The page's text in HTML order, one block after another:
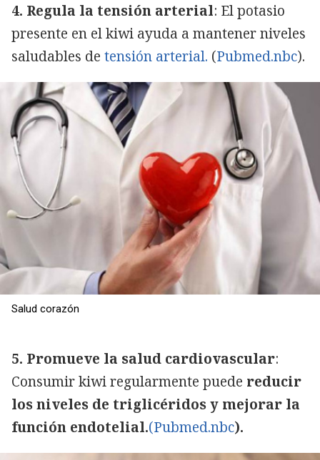
4. Regula la tensión arterial: El potasio
presente en el kiwi ayuda a mantener niveles
saludables de tensión arterial. (Pubmed.nbc).
Salud corazón
5. Promueve la salud cardiovascular:
Consumir kiwi regularmente puede reducir
los niveles de triglicéridos y mejorar la
función endotelial.(Pubmed.nbc).